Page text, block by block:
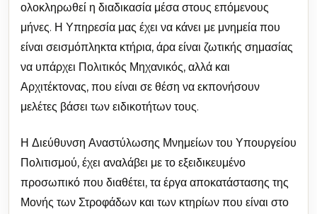
ολοκληρωθεί η διαδικασία μέσα στους επόμενους
μήνες. Η Υπηρεσία μας έχει να κάνει με μνημεία που
είναι σεισμόπληκτα κτήρια, άρα είναι ζωτικής σημασίας
να υπάρχει Πολιτικός Μηχανικός, αλλά και
Αρχιτέκτονας, που είναι σε θέση να εκπονήσουν
μελέτες βάσει των ειδικοτήτων τους.
Η Διεύθυνση Αναστύλωσης Μνημείων του Υπουργείου
Πολιτισμού, έχει αναλάβει με το εξειδικευμένο
προσωπικό που διαθέτει, τα έργα αποκατάστασης της
Μονής των Στροφάδων και των κτηρίων που είναι στο